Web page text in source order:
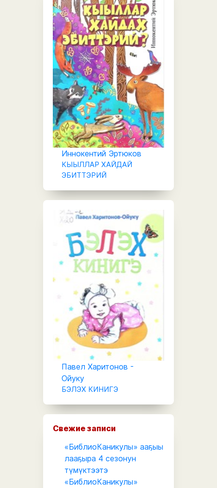
Иннокентий Эртюков
КЫЫЛЛАР ХАЙДАЙ
ЭБИТТЭРИЙ
Павел Харитонов -
Ойуку
БЭЛЭХ КИНИГЭ
Свежие записи
«БиблиоКаникулы» ааҕыы
лааҕыра 4 сезонун
түмүктээтэ
«БиблиоКаникулы»